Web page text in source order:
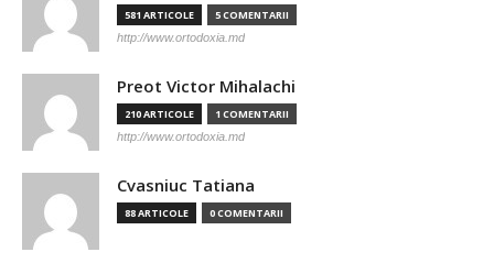
581 ARTICOLE 5 COMENTARII
http://www.ortodoxia.md
Preot Victor Mihalachi
210 ARTICOLE 1 COMENTARII
http://www.ortodoxia.md
Cvasniuc Tatiana
88 ARTICOLE 0 COMENTARII